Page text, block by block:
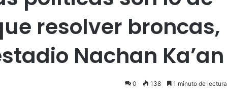
resolver broncas,
Nachan Ka’an
0 138 1 minuto de lectura